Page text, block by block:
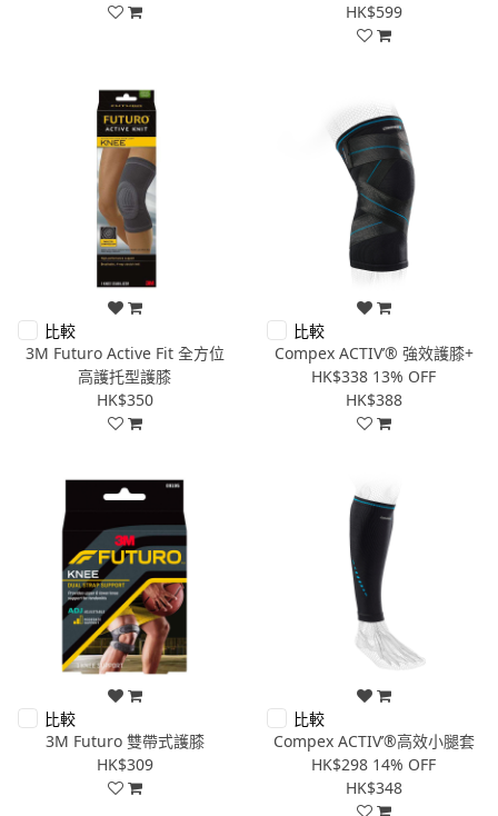
HK$599
比較
3M Futuro Active Fit 全方位
高護托型護膝
HK$350
比較
Compex ACTIV’® 強效護膝+
HK$338 13% OFF
HK$388
比較
3M Futuro 雙帶式護膝
HK$309
比較
Compex ACTIV’®高效小腿套
HK$298 14% OFF
HK$348